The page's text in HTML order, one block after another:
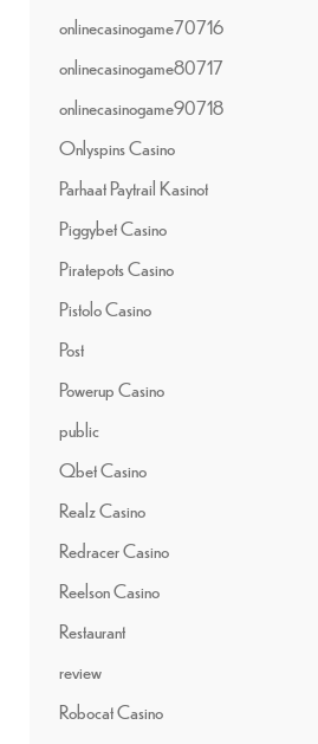
onlinecasinogame70716
onlinecasinogame80717
onlinecasinogame90718
Onlyspins Casino
Parhaat Paytrail Kasinot
Piggybet Casino
Piratepots Casino
Pistolo Casino
Post
Powerup Casino
public
Qbet Casino
Realz Casino
Redracer Casino
Reelson Casino
Restaurant
review
Robocat Casino